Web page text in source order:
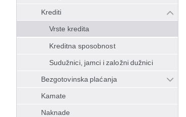
Krediti
Vrste kredita
Kreditna sposobnost
Sudužnici, jamci i založni dužnici
Bezgotovinska plaćanja
Kamate
Naknade